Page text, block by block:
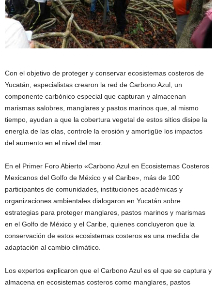
Con el objetivo de proteger y conservar ecosistemas costeros de
Yucatán, especialistas crearon la red de Carbono Azul, un
componente carbónico especial que capturan y almacenan
marismas salobres, manglares y pastos marinos que, al mismo
tiempo, ayudan a que la cobertura vegetal de estos sitios disipe la
energía de las olas, controle la erosión y amortigüe los impactos
del aumento en el nivel del mar.
En el Primer Foro Abierto «Carbono Azul en Ecosistemas Costeros
Mexicanos del Golfo de México y el Caribe», más de 100
participantes de comunidades, instituciones académicas y
organizaciones ambientales dialogaron en Yucatán sobre
estrategias para proteger manglares, pastos marinos y marismas
en el Golfo de México y el Caribe, quienes concluyeron que la
conservación de estos ecosistemas costeros es una medida de
adaptación al cambio climático.
Los expertos explicaron que el Carbono Azul es el que se captura y
almacena en ecosistemas costeros como manglares, pastos